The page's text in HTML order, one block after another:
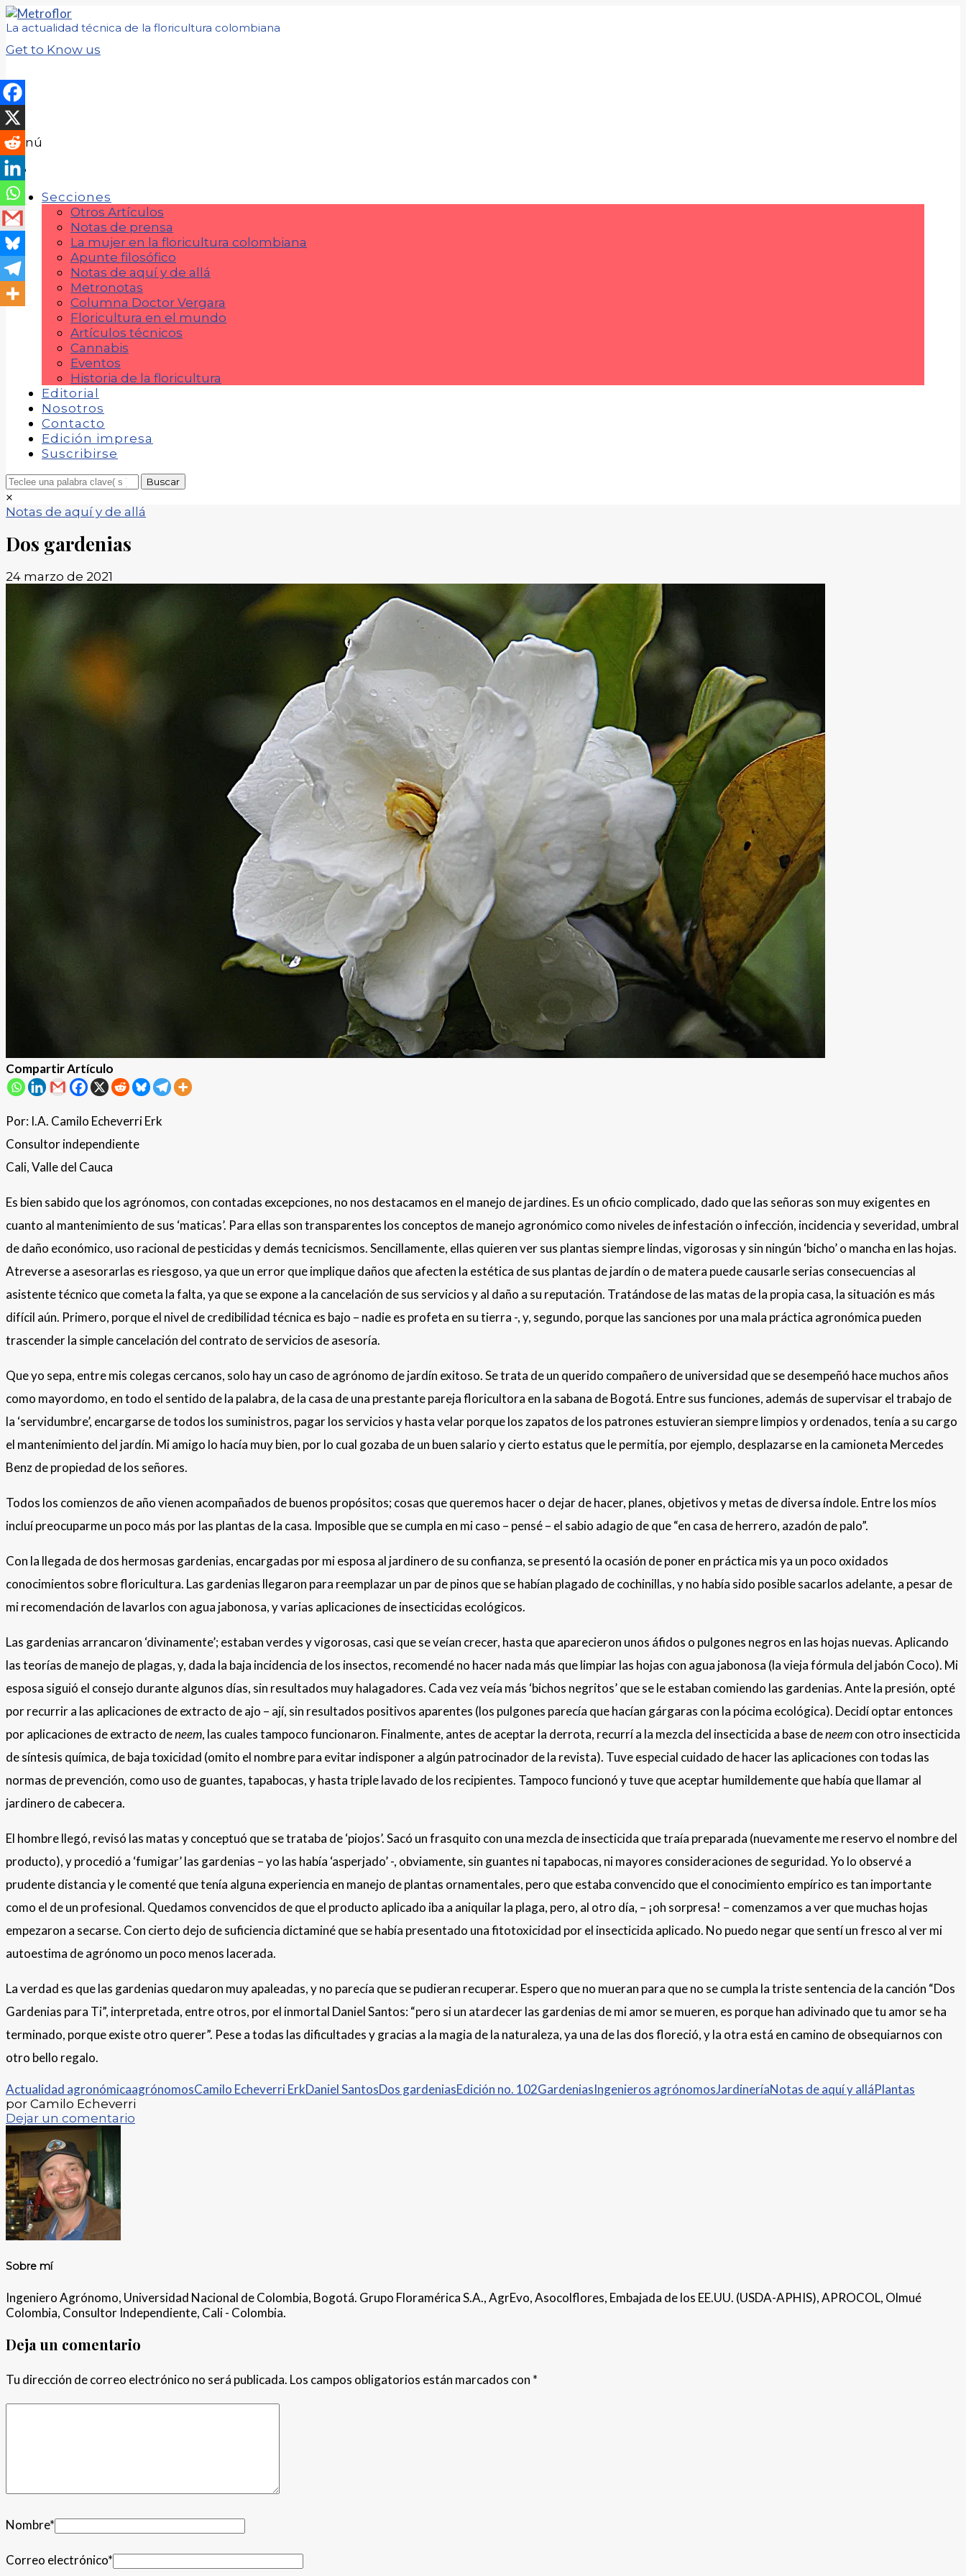
La actualidad técnica de la floricultura colombiana
Get to Know us
Menú
Secciones
Otros Artículos
Notas de prensa
La mujer en la floricultura colombiana
Apunte filosófico
Notas de aquí y de allá
Metronotas
Columna Doctor Vergara
Floricultura en el mundo
Artículos técnicos
Cannabis
Eventos
Historia de la floricultura
Editorial
Nosotros
Contacto
Edición impresa
Suscribirse
×
Notas de aquí y de allá
Dos gardenias
24 marzo de 2021
Compartir Artículo
Por: I.A. Camilo Echeverri Erk
Consultor independiente
Cali, Valle del Cauca
Es bien sabido que los agrónomos, con contadas excepciones, no nos destacamos en el manejo de jardines. Es un oficio complicado, dado que las señoras son muy exigentes en
cuanto al mantenimiento de sus ‘maticas’. Para ellas son transparentes los conceptos de manejo agronómico como niveles de infestación o infección, incidencia y severidad, umbral
de daño económico, uso racional de pesticidas y demás tecnicismos. Sencillamente, ellas quieren ver sus plantas siempre lindas, vigorosas y sin ningún ‘bicho’ o mancha en las hojas.
Atreverse a asesorarlas es riesgoso, ya que un error que implique daños que afecten la estética de sus plantas de jardín o de matera puede causarle serias consecuencias al
asistente técnico que cometa la falta, ya que se expone a la cancelación de sus servicios y al daño a su reputación. Tratándose de las matas de la propia casa, la situación es más
difícil aún. Primero, porque el nivel de credibilidad técnica es bajo – nadie es profeta en su tierra -, y, segundo, porque las sanciones por una mala práctica agronómica pueden
trascender la simple cancelación del contrato de servicios de asesoría.
Que yo sepa, entre mis colegas cercanos, solo hay un caso de agrónomo de jardín exitoso. Se trata de un querido compañero de universidad que se desempeñó hace muchos años
como mayordomo, en todo el sentido de la palabra, de la casa de una prestante pareja floricultora en la sabana de Bogotá. Entre sus funciones, además de supervisar el trabajo de
la ‘servidumbre’, encargarse de todos los suministros, pagar los servicios y hasta velar porque los zapatos de los patrones estuvieran siempre limpios y ordenados, tenía a su cargo
el mantenimiento del jardín. Mi amigo lo hacía muy bien, por lo cual gozaba de un buen salario y cierto estatus que le permitía, por ejemplo, desplazarse en la camioneta Mercedes
Benz de propiedad de los señores.
Todos los comienzos de año vienen acompañados de buenos propósitos; cosas que queremos hacer o dejar de hacer, planes, objetivos y metas de diversa índole. Entre los míos
incluí preocuparme un poco más por las plantas de la casa. Imposible que se cumpla en mi caso – pensé – el sabio adagio de que “en casa de herrero, azadón de palo”.
Con la llegada de dos hermosas gardenias, encargadas por mi esposa al jardinero de su confianza, se presentó la ocasión de poner en práctica mis ya un poco oxidados
conocimientos sobre floricultura. Las gardenias llegaron para reemplazar un par de pinos que se habían plagado de cochinillas, y no había sido posible sacarlos adelante, a pesar de
mi recomendación de lavarlos con agua jabonosa, y varias aplicaciones de insecticidas ecológicos.
Las gardenias arrancaron ‘divinamente’; estaban verdes y vigorosas, casi que se veían crecer, hasta que aparecieron unos áfidos o pulgones negros en las hojas nuevas. Aplicando
las teorías de manejo de plagas, y, dada la baja incidencia de los insectos, recomendé no hacer nada más que limpiar las hojas con agua jabonosa (la vieja fórmula del jabón Coco). Mi
esposa siguió el consejo durante algunos días, sin resultados muy halagadores. Cada vez veía más ‘bichos negritos’ que se le estaban comiendo las gardenias. Ante la presión, opté
por recurrir a las aplicaciones de extracto de ajo – ají, sin resultados positivos aparentes (los pulgones parecía que hacían gárgaras con la pócima ecológica). Decidí optar entonces
por aplicaciones de extracto deneem, las cuales tampoco funcionaron. Finalmente, antes de aceptar la derrota, recurrí a la mezcla del insecticida a base deneemcon otro insecticida
de síntesis química, de baja toxicidad (omito el nombre para evitar indisponer a algún patrocinador de la revista). Tuve especial cuidado de hacer las aplicaciones con todas las
normas de prevención, como uso de guantes, tapabocas, y hasta triple lavado de los recipientes. Tampoco funcionó y tuve que aceptar humildemente que había que llamar al
jardinero de cabecera.
El hombre llegó, revisó las matas y conceptuó que se trataba de ‘piojos’. Sacó un frasquito con una mezcla de insecticida que traía preparada (nuevamente me reservo el nombre del
producto), y procedió a ‘fumigar’ las gardenias – yo las había ‘asperjado’ -, obviamente, sin guantes ni tapabocas, ni mayores consideraciones de seguridad. Yo lo observé a
prudente distancia y le comenté que tenía alguna experiencia en manejo de plantas ornamentales, pero que estaba convencido que el conocimiento empírico es tan importante
como el de un profesional. Quedamos convencidos de que el producto aplicado iba a aniquilar la plaga, pero, al otro día, – ¡oh sorpresa! – comenzamos a ver que muchas hojas
empezaron a secarse. Con cierto dejo de suficiencia dictaminé que se había presentado una fitotoxicidad por el insecticida aplicado. No puedo negar que sentí un fresco al ver mi
autoestima de agrónomo un poco menos lacerada.
La verdad es que las gardenias quedaron muy apaleadas, y no parecía que se pudieran recuperar. Espero que no mueran para que no se cumpla la triste sentencia de la canción “Dos
Gardenias para Ti”, interpretada, entre otros, por el inmortal Daniel Santos: “pero si un atardecer las gardenias de mi amor se mueren, es porque han adivinado que tu amor se ha
terminado, porque existe otro querer”. Pese a todas las dificultades y gracias a la magia de la naturaleza, ya una de las dos floreció, y la otra está en camino de obsequiarnos con
otro bello regalo.
Actualidad agronómicaagrónomosCamilo Echeverri ErkDaniel SantosDos gardeniasEdición no. 102GardeniasIngenieros agrónomosJardineríaNotas de aquí y alláPlantas
por Camilo Echeverri
Dejar un comentario
Sobre mí
Ingeniero Agrónomo, Universidad Nacional de Colombia, Bogotá. Grupo Floramérica S.A., AgrEvo, Asocolflores, Embajada de los EE.UU. (USDA-APHIS), APROCOL, Olmué
Colombia, Consultor Independiente, Cali - Colombia.
Deja un comentario
Tu dirección de correo electrónico no será publicada. Los campos obligatorios están marcados con *
Nombre*
Correo electrónico*